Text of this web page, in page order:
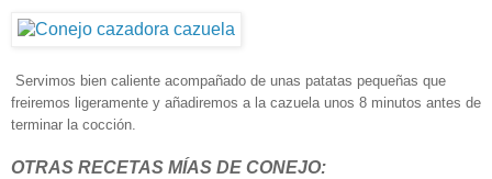
Servimos bien caliente acompañado de unas patatas pequeñas que
freiremos ligeramente y añadiremos a la cazuela unos 8 minutos antes de
terminar la cocción.
OTRAS RECETAS MÍAS DE CONEJO: